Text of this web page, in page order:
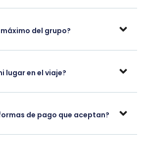
del grupo?
lugar en el viaje?
de pago que aceptan?